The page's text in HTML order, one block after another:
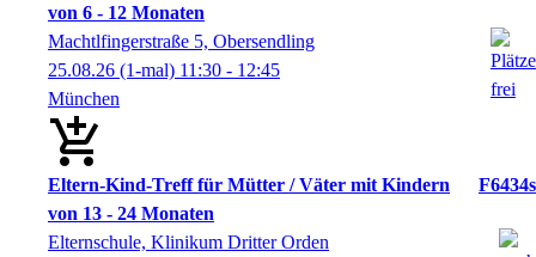
von 6 - 12 Monaten
Machtlfingerstraße 5, Obersendling
25.08.26 (1-mal) 11:30 - 12:45
München
Eltern-Kind-Treff für Mütter / Väter mit Kindern
von 13 - 24 Monaten
F6434s
Elternschule, Klinikum Dritter Orden